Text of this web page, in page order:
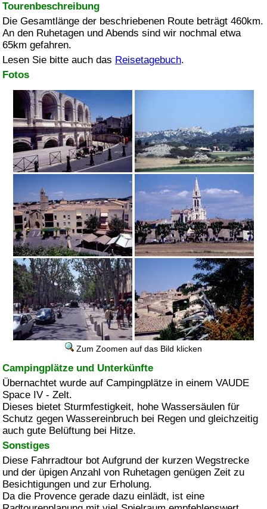
Tourenbeschreibung
Die Gesamtlänge der beschriebenen Route beträgt 460km.
An den Ruhetagen und Abends sind wir nochmal etwa
65km gefahren.
Lesen Sie bitte auch das Reisetagebuch.
Fotos
Zum Zoomen auf das Bild klicken
Campingplätze und Unterkünfte
Übernachtet wurde auf Campingplätze in einem VAUDE
Space IV - Zelt.
Dieses bietet Sturmfestigkeit, hohe Wassersäulen für
Schutz gegen Wassereinbruch bei Regen und gleichzeitig
auch gute Belüftung bei Hitze.
Sonstiges
Diese Fahrradtour bot Aufgrund der kurzen Wegstrecke
und der üpigen Anzahl von Ruhetagen genügen Zeit zu
Besichtigungen und zur Erholung.
Da die Provence gerade dazu einlädt, ist eine